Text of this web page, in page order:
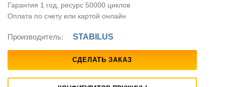
Гарантия 1 год, ресурс 50000 циклов
Оплата по счету или картой онлайн
Производитель: STABILUS
СДЕЛАТЬ ЗАКАЗ